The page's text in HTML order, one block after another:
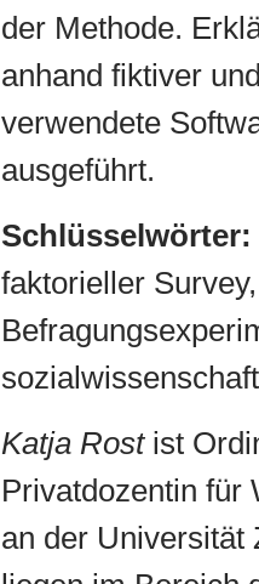
der Methode.
anhand fiktiver
verwendete
ausgeführt.
Schlüsselwörter:
faktorieller
Katja Rost ist
Privatdozentin für
an der Universität